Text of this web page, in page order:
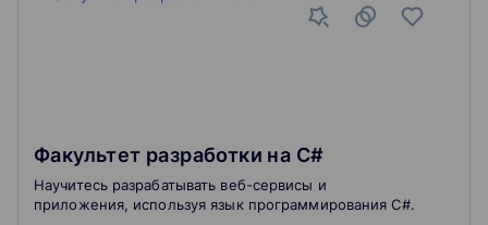
Факультет разработки на C#
Научитесь разрабатывать веб-сервисы и
приложения, используя язык программирования C#.